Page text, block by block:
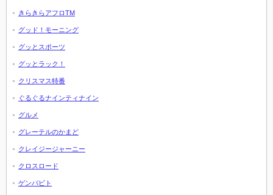
きらきらアフロTM
グッド！モーニング
グッとスポーツ
グッとラック！
クリスマス特番
ぐるぐるナインティナイン
グルメ
グレーテルのかまど
クレイジージャーニー
クロスロード
ゲンバビト